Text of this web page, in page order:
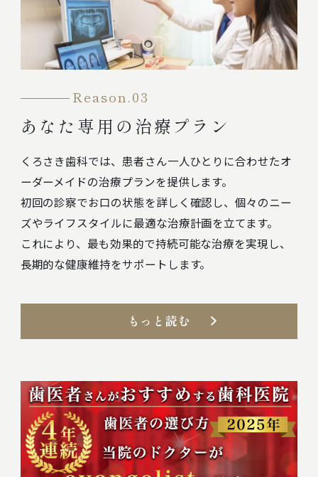
Reason.03
あなた専用の治療プラン
くろさき歯科では、患者さん一人ひとりに合わせたオ
ーダーメイドの治療プランを提供します。
初回の診察でお口の状態を詳しく確認し、個々のニー
ズやライフスタイルに最適な治療計画を立てます。
これにより、最も効果的で持続可能な治療を実現し、
長期的な健康維持をサポートします。
もっと読む